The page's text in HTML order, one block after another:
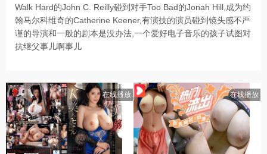
Walk Hard的John C. Reilly碰到对手Too Bad的Jonah Hill,成为约
翰马尔科维奇的Catherine Keener,有演技的演员碰到镜头感不严
谨的导演和一般的剧本是没办法,一个爱好电子音乐的孩子试图对
抗继父事儿啊事儿